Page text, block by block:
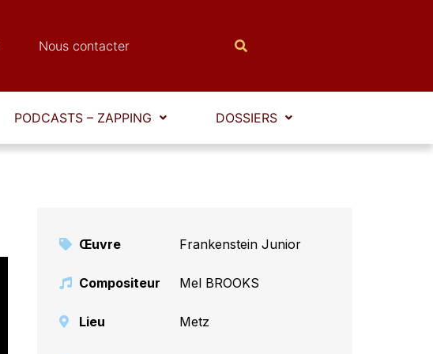
Nous contacter
PODCASTS – ZAPPING DOSSIERS
Œuvre Frankenstein Junior
Compositeur Mel BROOKS
Lieu Metz